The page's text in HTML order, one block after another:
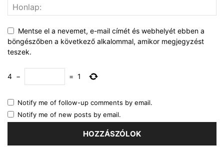
Mentse el a nevemet, e-mail címét és webhelyét ebben a
böngészőben a következő alkalommal, amikor megjegyzést
teszek.
4 − = 1
Notify me of follow-up comments by email.
Notify me of new posts by email.